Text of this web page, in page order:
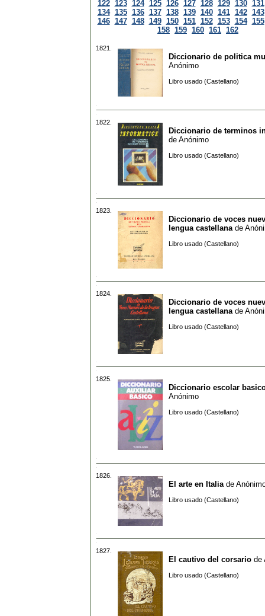
122 123 124 125 126 127 128 129 130 131
134 135 136 137 138 139 140 141 142 143
146 147 148 149 150 151 152 153 154 155
158 159 160 161 162
1821.
Diccionario de politica
Anónimo
Libro usado (Castellano)
1822.
Diccionario de terminos
de Anónimo
Libro usado (Castellano)
1823.
Diccionario de voces
lengua castellana de
Libro usado (Castellano)
1824.
Diccionario de voces
lengua castellana de
Libro usado (Castellano)
1825.
Diccionario escolar
Anónimo
Libro usado (Castellano)
1826.
El arte en Italia de
Libro usado (Castellano)
1827.
El cautivo del corsario de
Libro usado (Castellano)